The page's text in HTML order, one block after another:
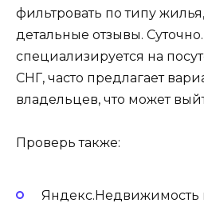
фильтровать по типу
детальные отзывы.
специализируется на
СНГ, часто предлагает
владельцев, что может
Проверь также:
Яндекс.Недвижимость